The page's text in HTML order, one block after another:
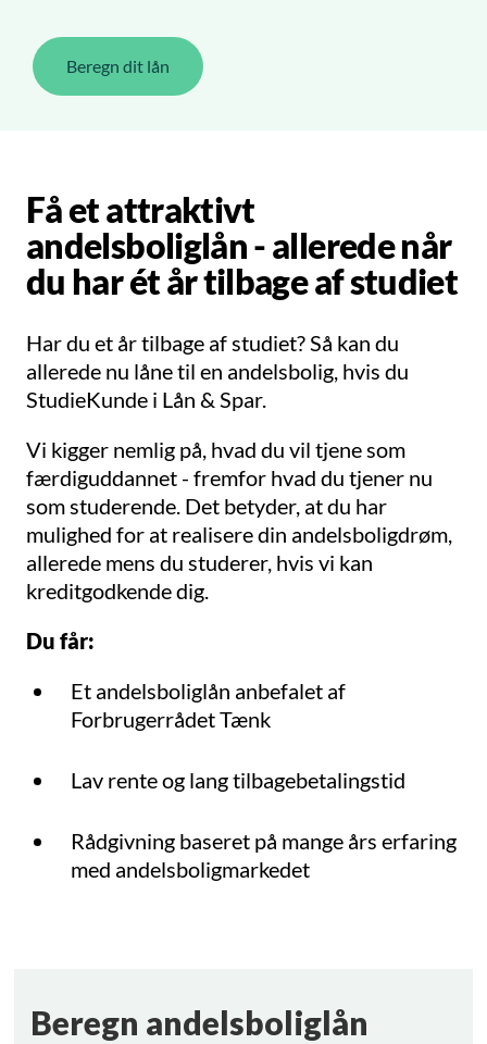
Beregn dit lån
Få et attraktivt
andelsboliglån - allerede når
du har ét år tilbage af studiet
Har du et år tilbage af studiet? Så kan du
allerede nu låne til en andelsbolig, hvis du
StudieKunde i Lån & Spar.
Vi kigger nemlig på, hvad du vil tjene som
færdiguddannet - fremfor hvad du tjener nu
som studerende. Det betyder, at du har
mulighed for at realisere din andelsboligdrøm,
allerede mens du studerer, hvis vi kan
kreditgodkende dig.
Du får:
Et andelsboliglån anbefalet af
Forbrugerrådet Tænk
Lav rente og lang tilbagebetalingstid
Rådgivning baseret på mange års erfaring
med andelsboligmarkedet